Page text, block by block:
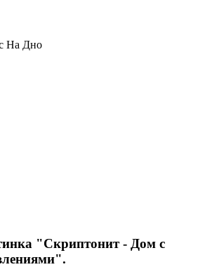
На Дно
"Скриптонит - Дом с